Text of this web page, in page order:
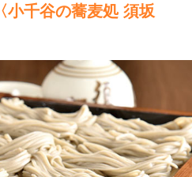
〈小千谷の蕎麦処 須坂